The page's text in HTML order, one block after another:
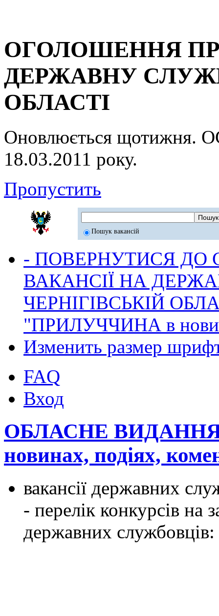
ОГОЛОШЕННЯ
ДЕРЖАВНУ
ОБЛАСТІ
Оновлюється
18.03.2011 року.
Пропустить
Пошук вакансій
- ПОВЕРНУТИСЯ ДО
ВАКАНСІЇ НА
ЧЕРНІГІВСЬКІЙ
"ПРИЛУЧЧИНА в
Изменить размер
FAQ
Вход
ОБЛАСНЕ
новинах, подіях,
вакансії державних
- перелік конкурсів на
державних службовців: